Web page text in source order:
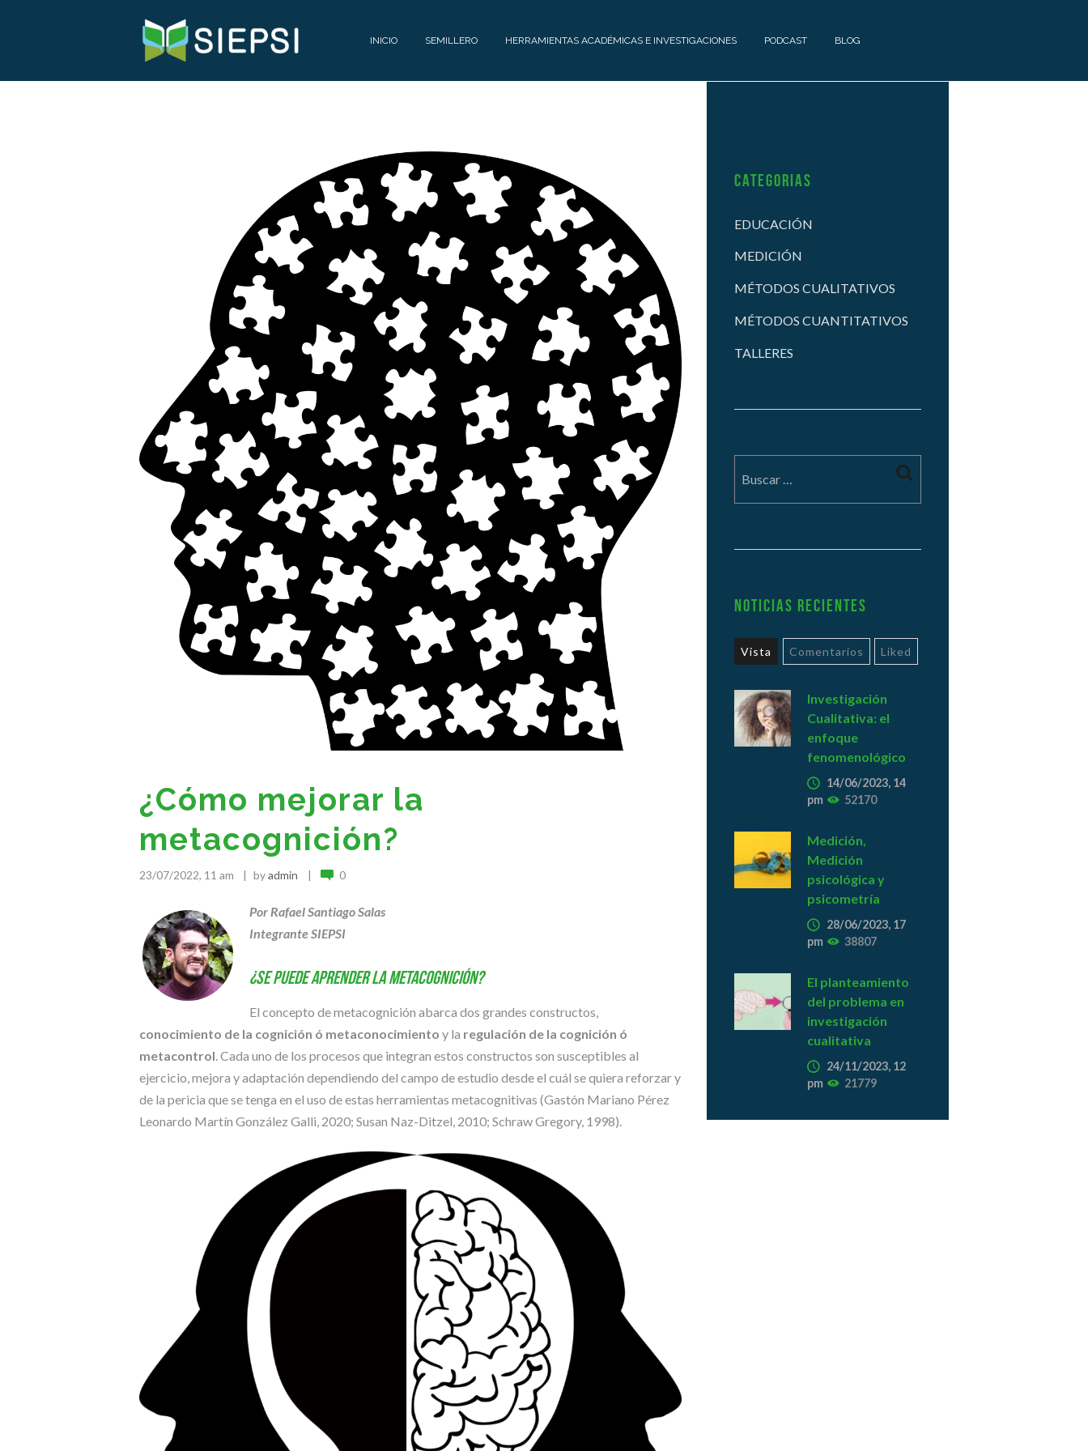
INICIO SEMILLERO
I
P
C
N
Á
C
T
E
N
O
S
H
I
S
R
I
A
HERRAMIENTAS ACADÉMICAS E INVESTIGACIONES
R
R
A
E
N
T
A
S
A
É
M
I
S
U
A
R
A
S
I
Ó
N
S
U
E
R
O
R
T
Í
C
U
O
S
P
N
N
PODCAST BLOG
¿Cómo mejorar la
metacognición?
23/07/2022, 11 am byadmin 0
Por Rafael Santiago Salas
Integrante SIEPSI
¿Se puede aprender la metacognición?
El concepto de metacognición abarca dos grandes constructos,
conocimiento de la cognición ó metaconocimiento y la regulación de la cognición ó
metacontrol. Cada uno de los procesos que integran estos constructos son susceptibles al
ejercicio, mejora y adaptación dependiendo del campo de estudio desde el cuál se quiera reforzar y
de la pericia que se tenga en el uso de estas herramientas metacognitivas (Gastón Mariano Pérez
Leonardo Martín González Galli, 2020; Susan Naz-Ditzel, 2010; Schraw Gregory, 1998).
Categorias
EDUCACIÓN
MEDICIÓN
MÉTODOS CUALITATIVOS
MÉTODOS CUANTITATIVOS
TALLERES
Noticias Recientes
Vista Comentarios Liked
Investigación
Cualitativa: el
enfoque
fenomenológico
14/06/2023, 14
pm
52170
Medición,
Medición
psicológica y
psicometría
28/06/2023, 17
pm
38807
El planteamiento
del problema en
investigación
cualitativa
24/11/2023, 12
pm
21779